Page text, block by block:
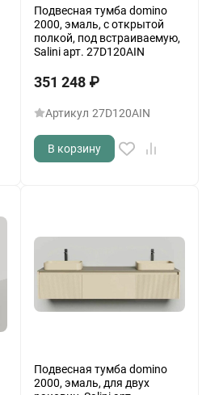
Подвесная тумба domino
2000, эмаль, с открытой
полкой, под встраиваемую,
Salini арт. 27D120AIN
351 248 ₽
Артикул 27D120AIN
В корзину
Подвесная тумба domino
2000, эмаль, для двух